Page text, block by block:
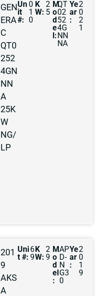
GEN
ERA
C
QT0
252
4GN
NN
A
25K
W
NG/
LP
Un
it
#:
0
1
0
K
W:
2
5
M
o
d
e
l:
QT
02
52
4G
NN
NA
Ye
ar
:
2
0
2
1
201
9
AKS
A
Uni
t #:
6
9
K
W:
2
9
M
o
d
el
:
AP
D-
N
G3
0
Ye
ar
:
2
0
1
9